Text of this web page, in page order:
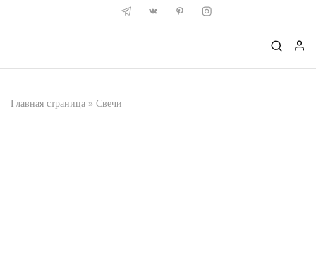
Главная страница » Свечи